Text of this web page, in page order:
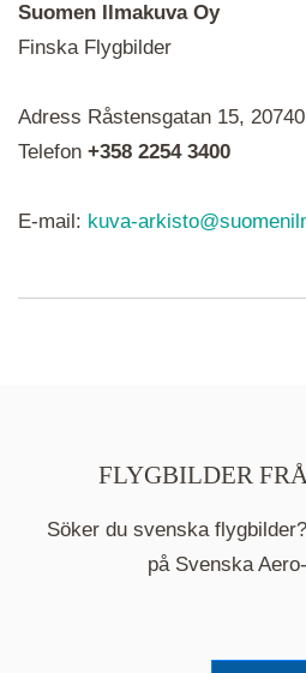
ikoner är det en serie i
syns som nålar istället.
Suomen Ilmakuva Oy
Finska Flygbilder
Adress Råstensgatan 15,
Telefon +358 2254 3400
E-mail: kuva-
FLYGBILDER
Söker du svenska
på Svenska